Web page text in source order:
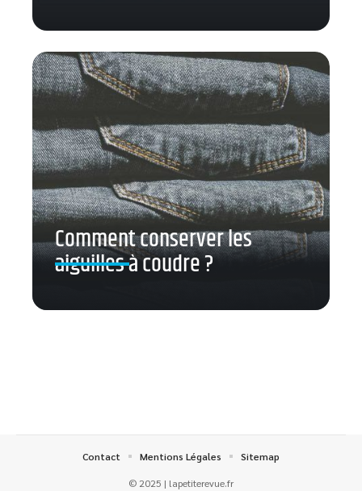
Comment conserver les
aiguilles à coudre ?
© 2025 | lapetiterevue.fr
Contact Mentions Légales Sitemap